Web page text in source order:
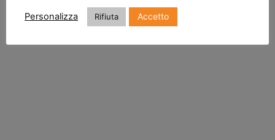
Personalizza Rifiuta Accetto